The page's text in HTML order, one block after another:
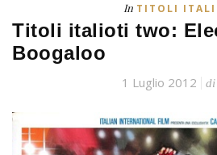
In TITOLI
Titoli italioti two:
Boogaloo
1 Luglio 2012 di